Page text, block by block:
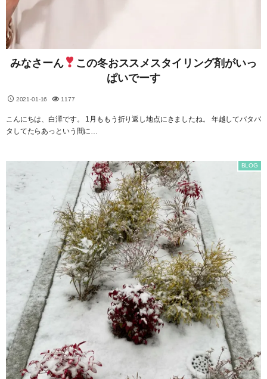
みなさーん
この冬おススメスタイリング剤がいっ
ぱいでーす
2021-01-16 1177
こんにちは、白澤です。 1月ももう折り返し地点にきましたね。 年越してバタバ
タしてたらあっという間に…
BLOG